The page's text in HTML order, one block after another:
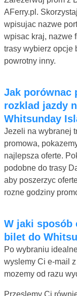
AFerry.pl.
wpisujac nazwe
wpisac kraj, nazwe
trasy wybierz opcje
powrotny inny.
Jak porównac promy, sprawdzic ceny i
rozklad jazdy
Whitsunday
Jezeli na wybranej
promowa,
najlepsza oferte.
podobne do trasy
aby poszerzyc
rozne godziny
W jaki sposób otrzymujesz bilet i jak zmienic
bilet do
Po wybraniu
wyslemy Ci e-mail
mozemy od razu
Przeslemy Ci